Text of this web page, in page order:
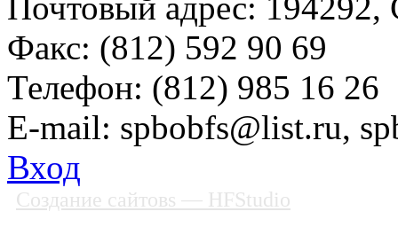
Факс: (812) 592 90 69
Телефон: (812) 985 16 26
E-mail: spbobfs@list.ru,
Вход
Создание сайтовs — HFStudio